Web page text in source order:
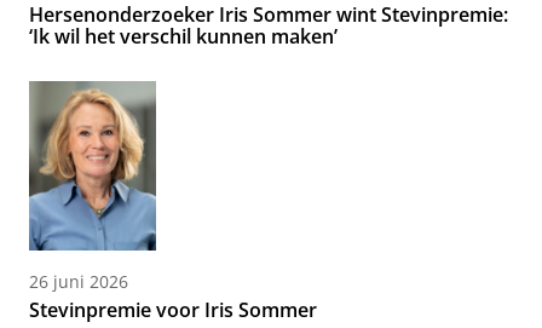
Hersenonderzoeker Iris Sommer wint Stevinpremie:
‘Ik wil het verschil kunnen maken’
26 juni 2026
Stevinpremie voor Iris Sommer